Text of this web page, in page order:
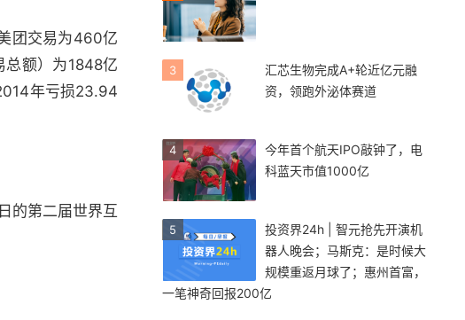
团交易为460亿
额）为1848亿
年亏损23.94
的第二届世界互
3
汇芯生物完成A+轮近亿元融
资，领跑外泌体赛道
4
今年首个航天IPO敲钟了，电
科蓝天市值1000亿
5
投资界24h | 智元抢先开演机
器人晚会；马斯克：是时候大
规模重返月球了；惠州首富，
一笔神奇回报200亿